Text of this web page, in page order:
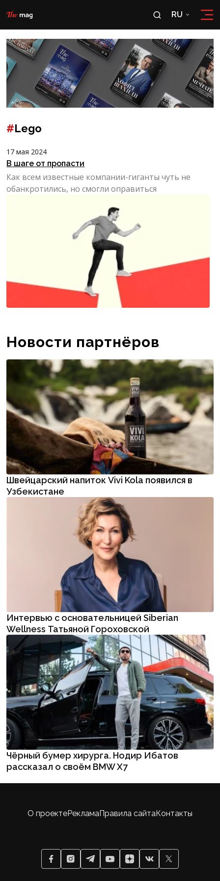
RU
RU
OʻZ
#Lego
17 мая 2024
В шаге от пропасти
Как всем известные компании-гиганты чуть не
обанкротились, но смогли оправиться
Новости партнёров
Швейцарский напиток Vivi Kola появился в
Узбекистане
Интервью с основательницей Siberian
Wellness Татьяной Гороховской
Чёрный бумер хирурга. Нодир Ибатов
рассказал о своём BMW X7
О проектеРекламаПравила сайтаКонтакты